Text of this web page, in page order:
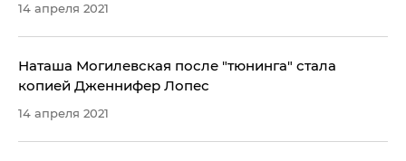
14 апреля 2021
Наташа Могилевская после "тюнинга" стала
копией Дженнифер Лопес
14 апреля 2021